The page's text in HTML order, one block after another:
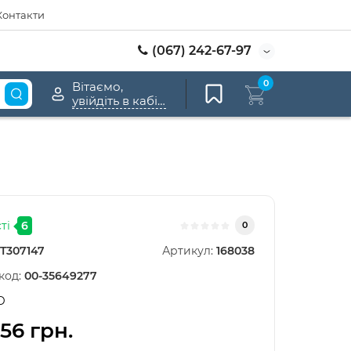
(067) 242-67-97
Вітаємо,
увійдіть в кабінет
0
6 0
T307147 Артикул: 168038
00-35649277
грн.